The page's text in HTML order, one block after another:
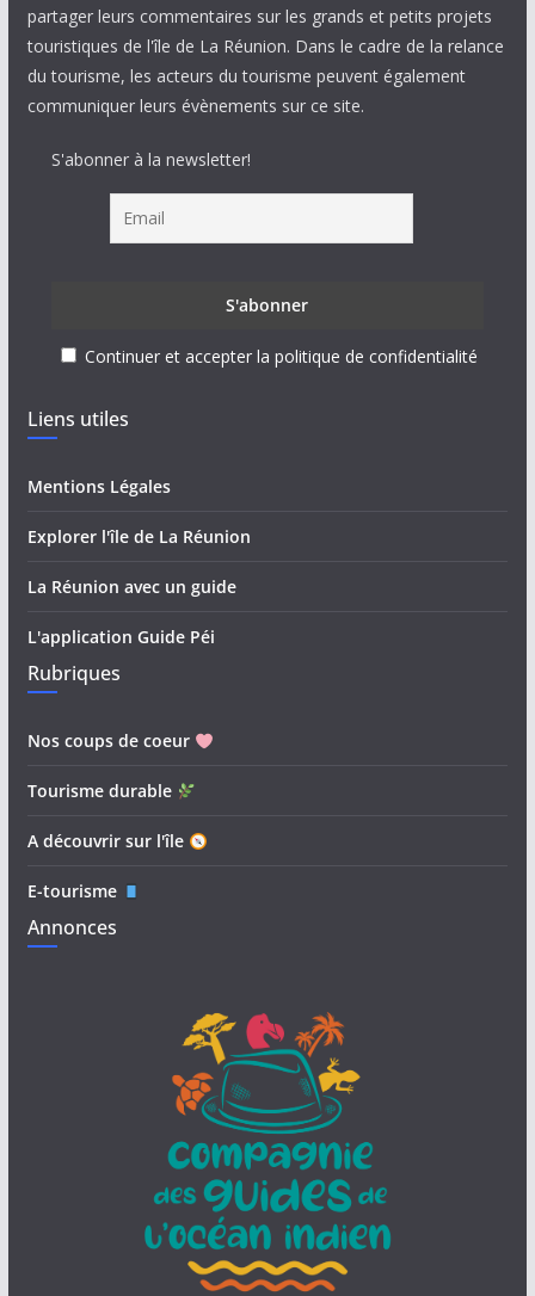
partager leurs commentaires sur les grands et petits projets
touristiques de l'île de La Réunion. Dans le cadre de la relance
du tourisme, les acteurs du tourisme peuvent également
communiquer leurs évènements sur ce site.
S'abonner à la newsletter!
Continuer et accepter la politique de confidentialité
Liens utiles
Mentions Légales
Explorer l'île de La Réunion
La Réunion avec un guide
L'application Guide Péi
Rubriques
Nos coups de coeur
Tourisme durable
A découvrir sur l'île
E-tourisme
Annonces